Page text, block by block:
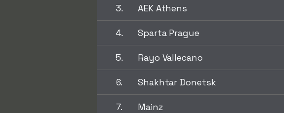
3. AEK Athens
4. Sparta Prague
5. Rayo Vallecano
6. Shakhtar Donetsk
7. Mainz